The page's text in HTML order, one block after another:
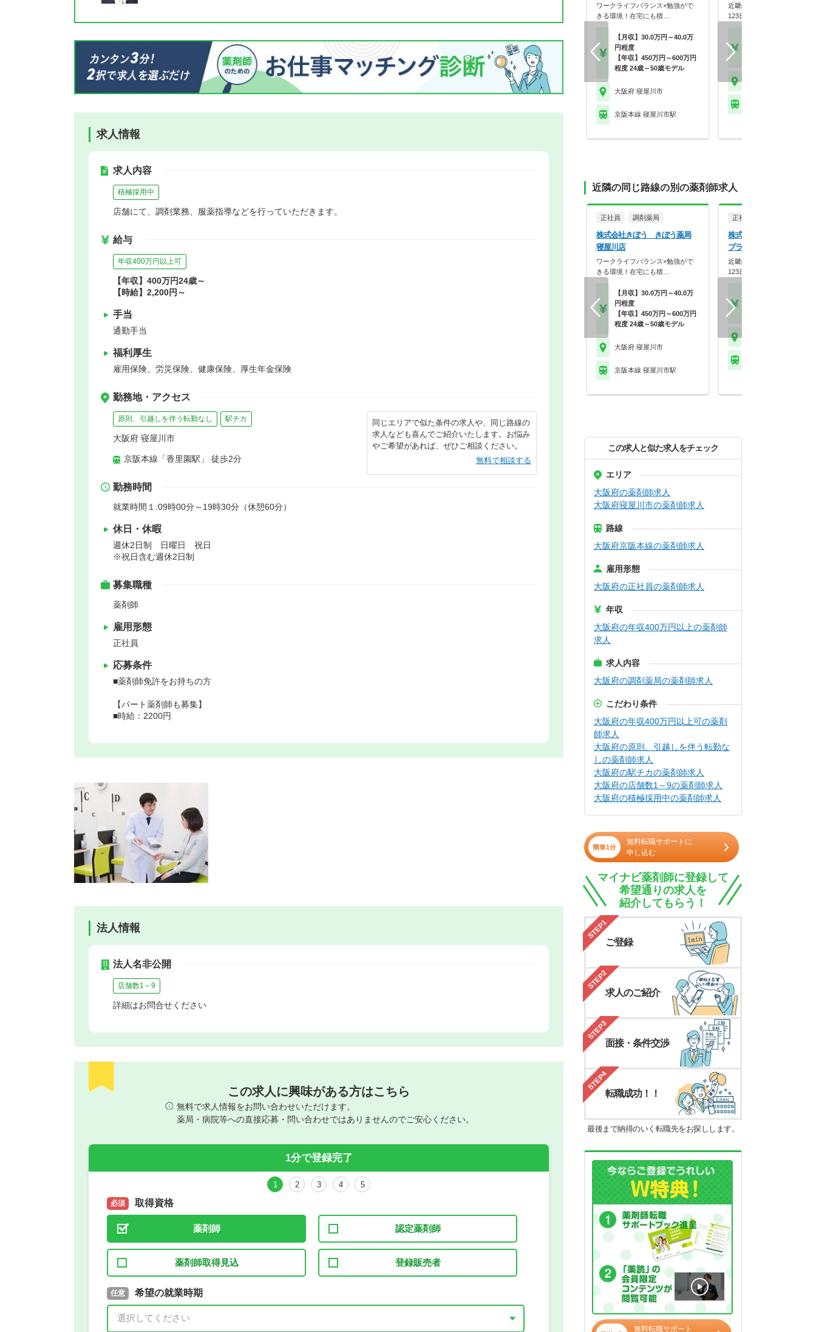
求人情報
求人内容
積極採用中
店舗にて、調剤業務、服薬指導などを行っていただきます。
給与
年収400万円以上可
【年収】400万円24歳～
【時給】2,200円～
手当
通勤手当
福利厚生
雇用保険、労災保険、健康保険、厚生年金保険
勤務地・アクセス
原則、引越しを伴う転勤なし 駅チカ
大阪府 寝屋川市
京阪本線「香里園駅」 徒歩2分
同じエリアで似た条件の求人や、同じ路線の
求人なども喜んでご紹介いたします。お悩み
やご希望があれば、ぜひご相談ください。
無料で相談する
勤務時間
就業時間１:09時00分～19時30分（休憩60分）
休日・休暇
週休2日制 日曜日 祝日
※祝日含む週休2日制
募集職種
薬剤師
雇用形態
正社員
応募条件
■薬剤師免許をお持ちの方
【パート薬剤師も募集】
■時給：2200円
法人情報
法人名非公開
店舗数1～9
詳細はお問合せください
この求人に興味がある方はこちら
無料で求人情報をお問い合わせいただけます。
薬局・病院等への直接応募・問い合わせではありませんのでご安心ください。
1分で登録完了
1 2 3 4 5
必須 取得資格
薬剤師 認定薬剤師
薬剤師取得見込 登録販売者
必須 取得予定年
年 3月
任意 希望の就業時期
希望の働き方
正社員
パート(週4日～5日)
ワークライフバランス×勉強がで
きる環境！在宅にも積…
【月収】30.0万円～40.0万
円程度
【年収】450万円～600万円
程度 24歳～50歳モデル
大阪府 寝屋川市
京阪本線 寝屋川市駅
近畿圏に90店舗展開！年間
123日×スギHD母…
近隣の同じ路線の別の薬剤師求人
正社員 調剤薬局
株式会社きぼう きぼう薬局
寝屋川店
ワークライフバランス×勉強がで
きる環境！在宅にも積…
【月収】30.0万円～40.0万
円程度
【年収】450万円～600万円
程度 24歳～50歳モデル
大阪府 寝屋川市
京阪本線 寝屋川市駅
正社員
株式会社メディカルかる
プラザ薬局
近畿圏に90店舗展開！年間
123日×スギHD母…
この求人と似た求人をチェック
エリア
大阪府の薬剤師求人
大阪府寝屋川市の薬剤師求人
路線
大阪府京阪本線の薬剤師求人
雇用形態
大阪府の正社員の薬剤師求人
年収
大阪府の年収400万円以上の薬剤師
求人
求人内容
大阪府の調剤薬局の薬剤師求人
こだわり条件
大阪府の年収400万円以上可の薬剤
師求人
大阪府の原則、引越しを伴う転勤な
しの薬剤師求人
大阪府の駅チカの薬剤師求人
大阪府の店舗数1～9の薬剤師求人
大阪府の積極採用中の薬剤師求人
簡単1分
無料転職サポートに
申し込む
マイナビ薬剤師に登録して
希望通りの求人を
紹介してもらう！
STEP1
ご登録
STEP2
求人のご紹介
STEP3
面接・条件交渉
STEP4
転職成功！！
最後まで納得のいく転職先をお探しします。
無料転職サポート